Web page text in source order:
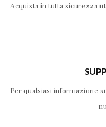
Acquista in tutta sicurezza
Per qualsiasi informazione